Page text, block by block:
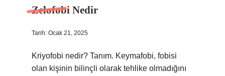
Zelofobi Nedir
Tarih: Ocak 21, 2025
Kriyofobi nedir? Tanım. Keymafobi, fobisi
olan kişinin bilinçli olarak tehlike olmadığını